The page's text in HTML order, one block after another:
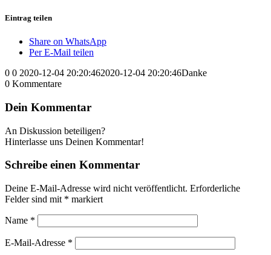
Eintrag teilen
Share on WhatsApp
Per E-Mail teilen
0 0 2020-12-04 20:20:462020-12-04 20:20:46Danke
0 Kommentare
Dein Kommentar
An Diskussion beteiligen?
Hinterlasse uns Deinen Kommentar!
Schreibe einen Kommentar
Deine E-Mail-Adresse wird nicht veröffentlicht. Erforderliche
Felder sind mit * markiert
Name *
E-Mail-Adresse *